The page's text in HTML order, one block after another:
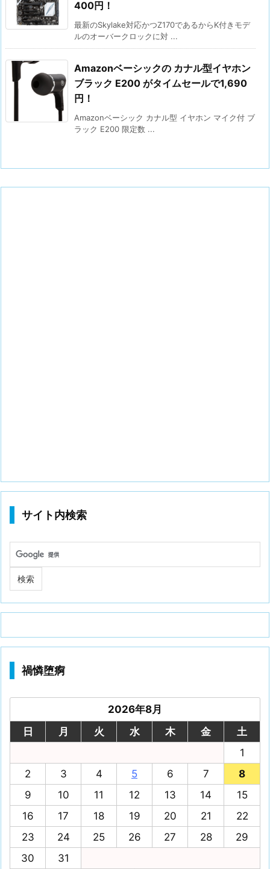
400円！
最新のSkylake対応かつZ170であるからK付きモデ
ルのオーバークロックに対 ...
Amazonベーシックの カナル型イヤホン
ブラック E200 がタイムセールで1,690
円！
Amazonベーシック カナル型 イヤホン マイク付 ブ
ラック E200 限定数 ...
サイト内検索
禍憐堕痾
2026年8月
日
月 火 水 木 金
土
1
2
3 4 5 6 7
8
9
10 11 12 13 14
15
16
17 18 19 20 21
22
23
24 25 26 27 28
29
30
31